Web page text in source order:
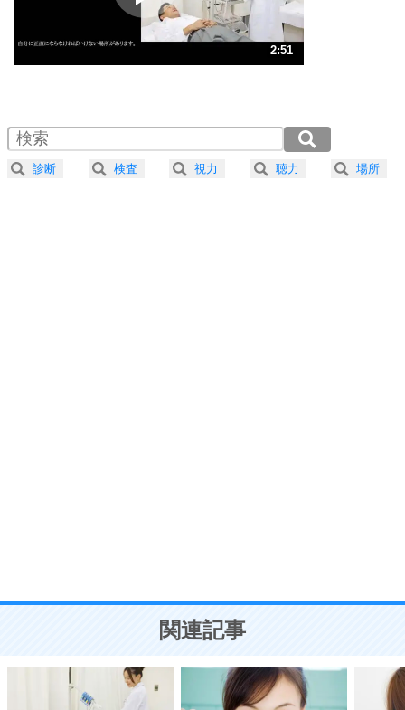
ストレス対策
人生、なんとかなるもの。
気楽に生きる30の方法
4 器の大きい人は、怒りを優しさで表現する。
プラス思考
ことが大切。
2:51
2.0倍速 （335KB 1分25秒）
2.5倍速 （268KB 1分8秒）
3.0倍速 （224KB 57秒）
診断 検査 視力 聴力 場所
関連記事